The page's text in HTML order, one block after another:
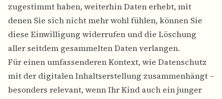
zugestimmt haben, weiterhin Daten erhebt, mit
denen Sie sich nicht mehr wohl fühlen, können Sie
diese Einwilligung widerrufen und die Löschung
aller seitdem gesammelten Daten verlangen.
Für einen umfassenderen Kontext, wie Datenschutz
mit der digitalen Inhaltserstellung zusammenhängt –
besonders relevant, wenn Ihr Kind auch ein junger